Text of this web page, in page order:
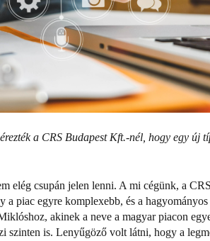
a CRS Budapest Kft.-nél, hogy egy új
elég csupán jelen lenni. A mi cégünk, a
a piac egyre komplexebb, és a
akinek a neve a magyar piacon
szinten is. Lenyűgöző volt látni, hogy a